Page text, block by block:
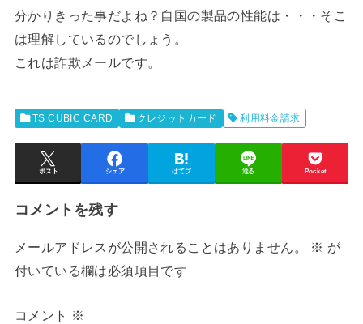
分かりきった事だよね？自国の製品の性能は・・・そこ
は理解しているのでしょう。
これは詐欺メールです。
TS CUBIC CARD クレジットカード 利⽤料⾦請求
ポスト シェア はてブ 送る Pocket
コメントを残す
メールアドレスが公開されることはありません。 ※ が
付いている欄は必須項目です
コメント ※